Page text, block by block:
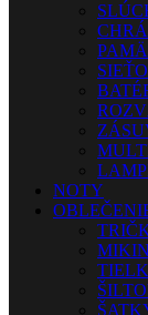
NOTY